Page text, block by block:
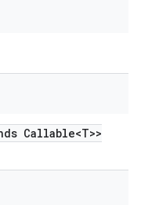
Callable<T>>